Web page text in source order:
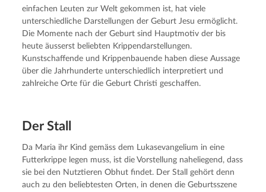
einfachen Leuten zur Welt gekommen ist, hat viele
unterschiedliche Darstellungen der Geburt Jesu ermöglicht.
Die Momente nach der Geburt sind Hauptmotiv der bis
heute äusserst beliebten Krippendarstellungen.
Kunstschaffende und Krippenbauende haben diese Aussage
über die Jahrhunderte unterschiedlich interpretiert und
zahlreiche Orte für die Geburt Christi geschaffen.
Der Stall
Da Maria ihr Kind gemäss dem Lukasevangelium in eine
Futterkrippe legen muss, ist die Vorstellung naheliegend, dass
sie bei den Nutztieren Obhut findet. Der Stall gehört denn
auch zu den beliebtesten Orten, in denen die Geburtsszene